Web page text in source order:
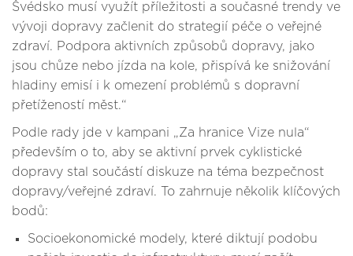
Švédsko musí využít příležitosti a současné trendy ve
vývoji dopravy začlenit do strategií péče o veřejné
zdraví. Podpora aktivních způsobů dopravy, jako
jsou chůze nebo jízda na kole, přispívá ke snižování
hladiny emisí i k omezení problémů s dopravní
přetížeností měst.“
Podle rady jde v kampani „Za hranice Vize nula“
především o to, aby se aktivní prvek cyklistické
dopravy stal součástí diskuze na téma bezpečnost
dopravy/veřejné zdraví. To zahrnuje několik klíčových
bodů:
Socioekonomické modely, které diktují podobu